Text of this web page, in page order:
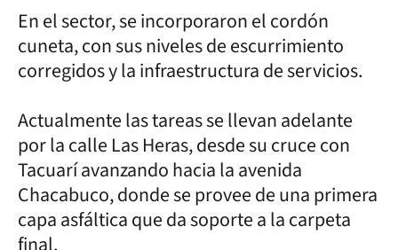
En el sector, se incorporaron el cordón
cuneta, con sus niveles de escurrimiento
corregidos y la infraestructura de servicios.
Actualmente las tareas se llevan adelante
por la calle Las Heras, desde su cruce con
Tacuarí avanzando hacia la avenida
Chacabuco, donde se provee de una primera
capa asfáltica que da soporte a la carpeta